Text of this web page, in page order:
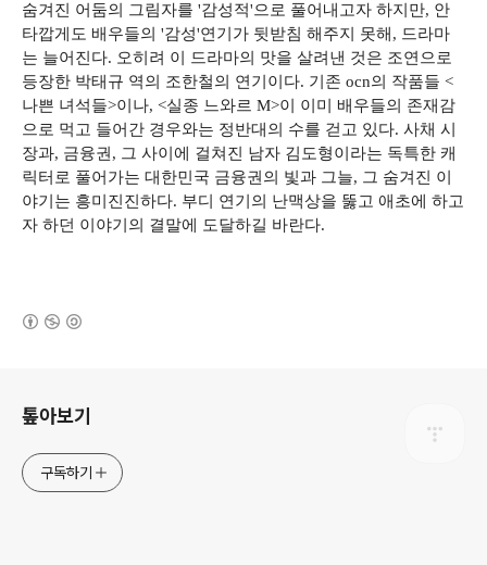
숨겨진 어둠의 그림자를 '감성적'으로 풀어내고자 하지만, 안
타깝게도 배우들의 '감성'연기가 뒷받침 해주지 못해, 드라마
는 늘어진다. 오히려 이 드라마의 맛을 살려낸 것은 조연으로
등장한 박태규 역의 조한철의 연기이다. 기존 ocn의 작품들 <
나쁜 녀석들>이나, <실종 느와르 M>이 이미 배우들의 존재감
으로 먹고 들어간 경우와는 정반대의 수를 걷고 있다. 사채 시
장과, 금융권, 그 사이에 걸쳐진 남자 김도형이라는 독특한 캐
릭터로 풀어가는 대한민국 금융권의 빛과 그늘, 그 숨겨진 이
야기는 흥미진진하다. 부디 연기의 난맥상을 뚫고 애초에 하고
자 하던 이야기의 결말에 도달하길 바란다.
톺아보기
구독하기